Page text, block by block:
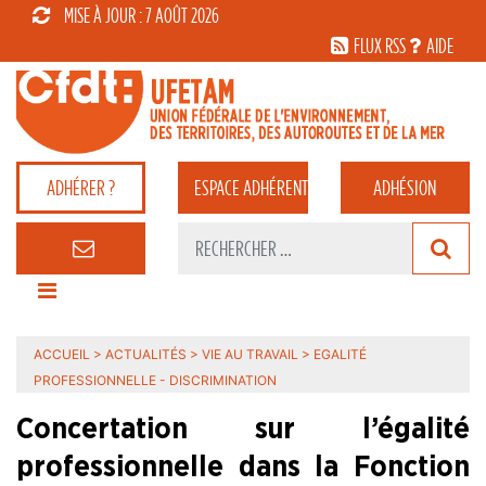
MISE À JOUR : 7 AOÛT 2026
FLUX RSS
AIDE
ADHÉRER ? ESPACEADHÉRENT ADHÉSION
ACCUEIL > ACTUALITÉS > VIE AU TRAVAIL > EGALITÉ
PROFESSIONNELLE - DISCRIMINATION
Concertation sur l’égalité
professionnelle dans la Fonction